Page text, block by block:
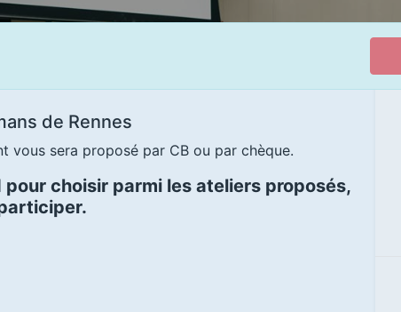
de Rennes
vous sera proposé par CB ou par chèque.
choisir parmi les ateliers proposés,